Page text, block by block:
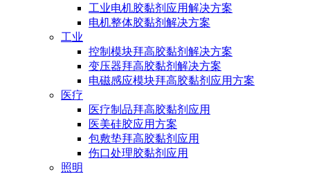
工业电机胶黏剂应用解决方案
电机整体胶黏剂解决方案
工业
控制模块拜高胶黏剂解决方案
变压器拜高胶黏剂解决方案
电磁感应模块拜高胶黏剂应用方案
医疗
医疗制品拜高胶黏剂应用
医美硅胶应用方案
包敷垫拜高胶黏剂应用
伤口处理胶黏剂应用
照明